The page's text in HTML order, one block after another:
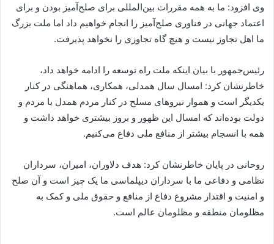
وی افزود: ما به همه مقررات بین‌المللی برای صلح‌آمیز بودن و برای
اعتماد جهانی در فناوری صلح‌آمیز را انجام خواهیم داد اما ملت بزرگ
ما اهل تجاوز نیست و هیچ گاه تجاوزی را نخواهد پذیرفت.
رئیس‌جمهور با بیان اینکه ملت راه توسعه را ادامه خواهد داد،
خاطرنشان کرد: امسال سال همدلی، همکاری، هماهنگی در کنار
یکدیگر است و هموار نیروهای مسلح در کنار مردم همدل با مردم و
دولت بوده‌اند که امسال این ظهور و بروز بیشتری خواهد داشت و
همه با انسجام بیشتر از منافع ملی دفاع می‌کنیم.
روحانی در پایان خاطرنشان کرد: هدف دلاوران، امیران، سرداران
نظامی و دفاعی ما با سرداران دیپلماسی ما یک چیز است و آن صلح
و امنیت و اقتدار مشروع دفاع از منافع و حقوق ملی و کمک به
مظلومان منطقه و مظلومان عالم است.